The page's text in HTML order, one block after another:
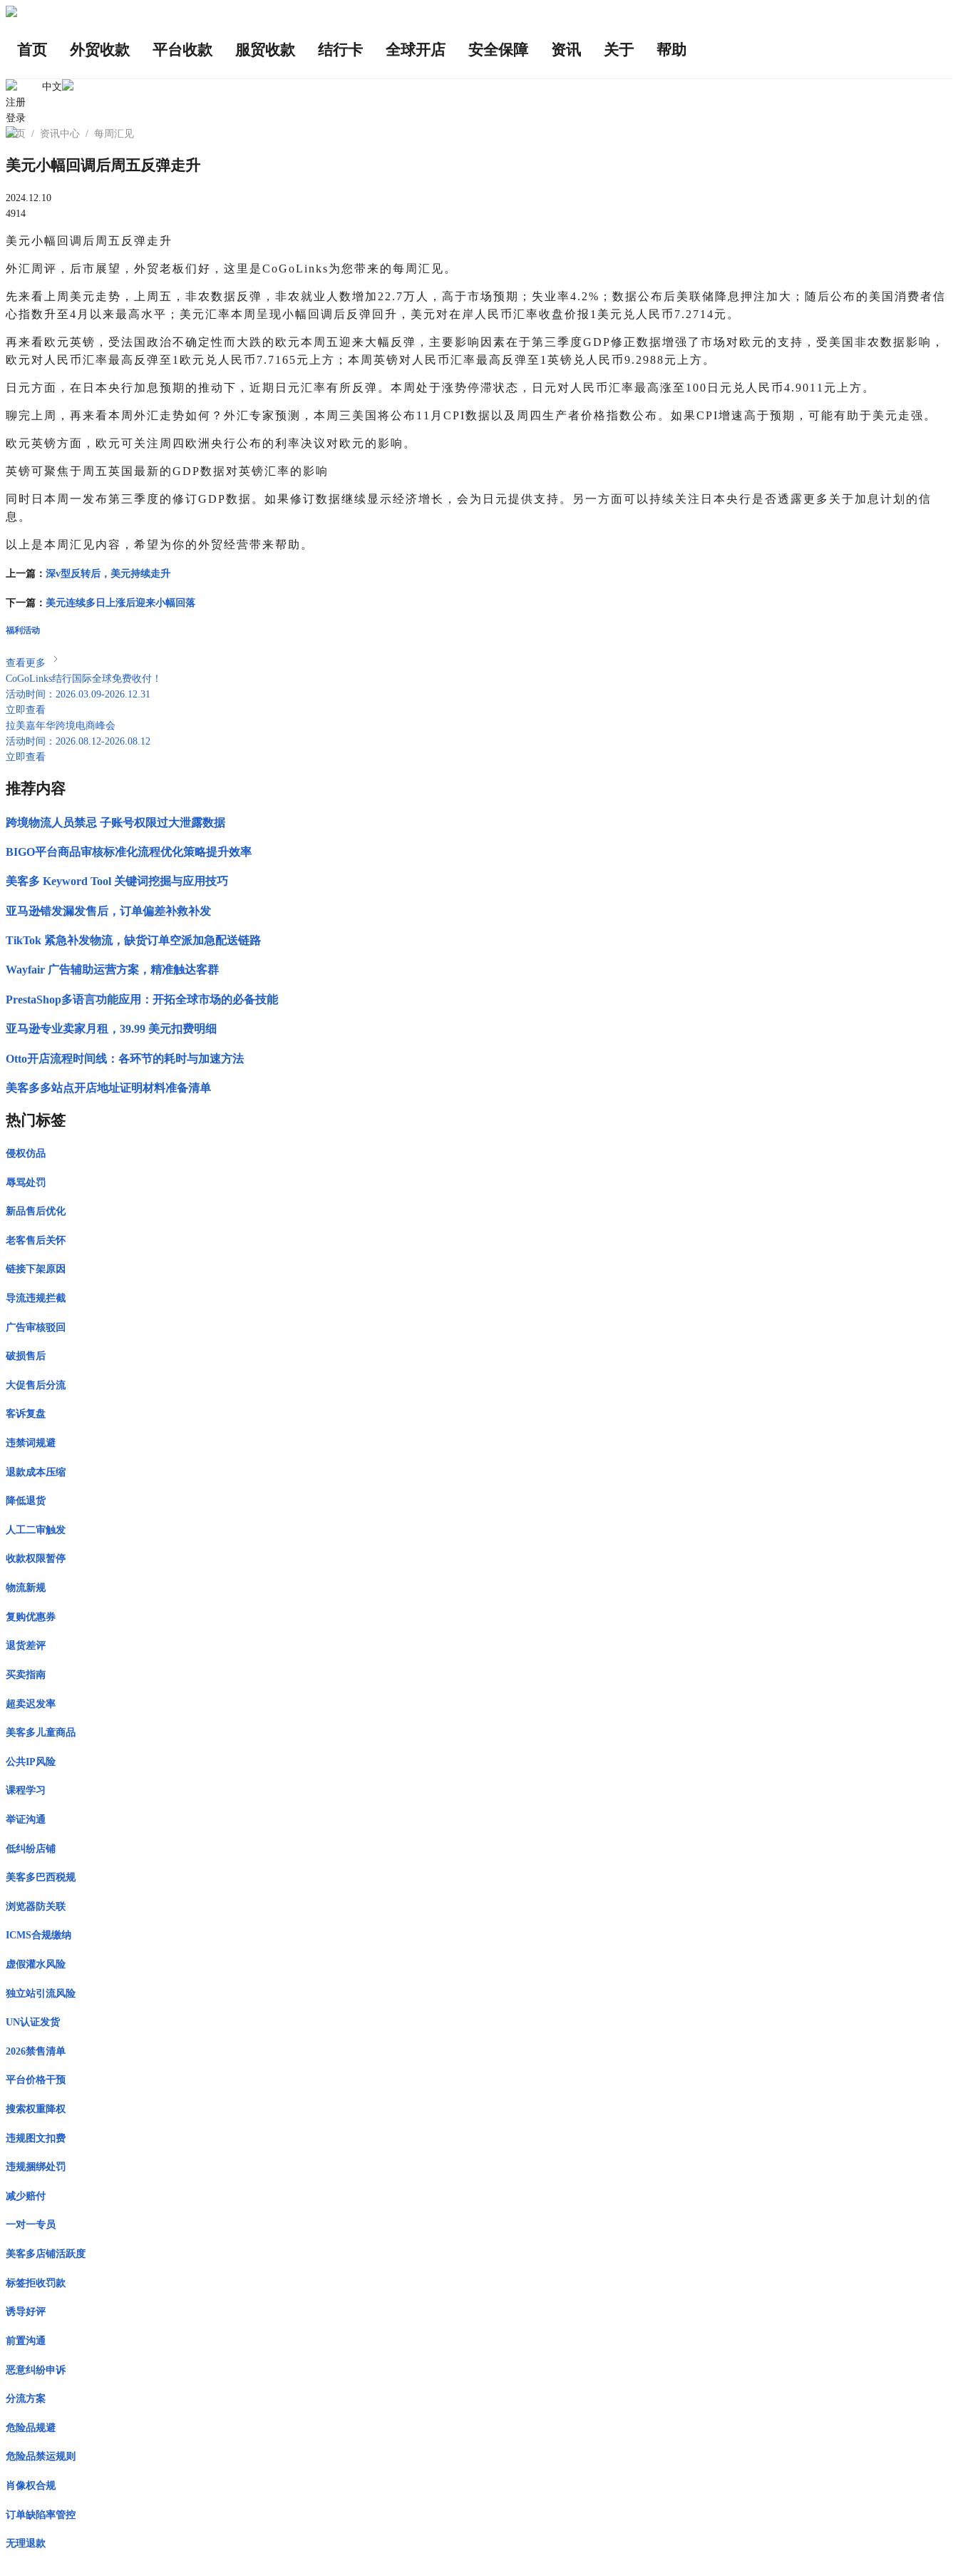
首页 外贸收款 平台收款 服贸收款 结行卡 全球开店 安全保障 资讯 关于 帮助
中文
注册
登录
首页
/ 资讯中心 / 每周汇见
美元小幅回调后周五反弹走升
2024.12.10
4914
美元小幅回调后周五反弹走升
外汇周评，后市展望，外贸老板们好，这里是CoGoLinks为您带来的每周汇见。
先来看上周美元走势，上周五，非农数据反弹，非农就业人数增加22.7万人，高于市场预期；失业率4.2%；数据公布后美联储降息押注加大；随后公布的美国消费者信
心指数升至4月以来最高水平；美元汇率本周呈现小幅回调后反弹回升，美元对在岸人民币汇率收盘价报1美元兑人民币7.2714元。
再来看欧元英镑，受法国政治不确定性而大跌的欧元本周五迎来大幅反弹，主要影响因素在于第三季度GDP修正数据增强了市场对欧元的支持，受美国非农数据影响，
欧元对人民币汇率最高反弹至1欧元兑人民币7.7165元上方；本周英镑对人民币汇率最高反弹至1英镑兑人民币9.2988元上方。
日元方面，在日本央行加息预期的推动下，近期日元汇率有所反弹。本周处于涨势停滞状态，日元对人民币汇率最高涨至100日元兑人民币4.9011元上方。
聊完上周，再来看本周外汇走势如何？外汇专家预测，本周三美国将公布11月CPI数据以及周四生产者价格指数公布。如果CPI增速高于预期，可能有助于美元走强。
欧元英镑方面，欧元可关注周四欧洲央行公布的利率决议对欧元的影响。
英镑可聚焦于周五英国最新的GDP数据对英镑汇率的影响
同时日本周一发布第三季度的修订GDP数据。如果修订数据继续显示经济增长，会为日元提供支持。另一方面可以持续关注日本央行是否透露更多关于加息计划的信
息。
以上是本周汇见内容，希望为你的外贸经营带来帮助。
上一篇： 深v型反转后，美元持续走升
下一篇： 美元连续多日上涨后迎来小幅回落
福利活动
查看更多
CoGoLinks结行国际全球免费收付！
活动时间：2026.03.09-2026.12.31
立即查看
拉美嘉年华跨境电商峰会
活动时间：2026.08.12-2026.08.12
立即查看
推荐内容
跨境物流人员禁忌 子账号权限过大泄露数据
BIGO平台商品审核标准化流程优化策略提升效率
美客多 Keyword Tool 关键词挖掘与应用技巧
亚马逊错发漏发售后，订单偏差补救补发
TikTok 紧急补发物流，缺货订单空派加急配送链路
Wayfair 广告辅助运营方案，精准触达客群
PrestaShop多语言功能应用：开拓全球市场的必备技能
亚马逊专业卖家月租，39.99 美元扣费明细
Otto开店流程时间线：各环节的耗时与加速方法
美客多多站点开店地址证明材料准备清单
热门标签
侵权仿品
辱骂处罚
新品售后优化
老客售后关怀
链接下架原因
导流违规拦截
广告审核驳回
破损售后
大促售后分流
客诉复盘
违禁词规避
退款成本压缩
降低退货
人工二审触发
收款权限暂停
物流新规
复购优惠券
退货差评
买卖指南
超卖迟发率
美客多儿童商品
公共IP风险
课程学习
举证沟通
低纠纷店铺
美客多巴西税规
浏览器防关联
ICMS合规缴纳
虚假灌水风险
独立站引流风险
UN认证发货
2026禁售清单
平台价格干预
搜索权重降权
违规图文扣费
违规捆绑处罚
减少赔付
一对一专员
美客多店铺活跃度
标签拒收罚款
诱导好评
前置沟通
恶意纠纷申诉
分流方案
危险品规避
危险品禁运规则
肖像权合规
订单缺陷率管控
无理退款